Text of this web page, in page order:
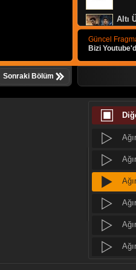
Altı
8.
10.
Her
2.
Her
1.
Baş
Güncel
Bizi
Sonraki Bölüm